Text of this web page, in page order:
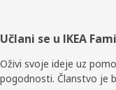
Podnožje
Učlani se u IKEA
Oživi svoje ideje uz
pogodnosti. Članstvo je